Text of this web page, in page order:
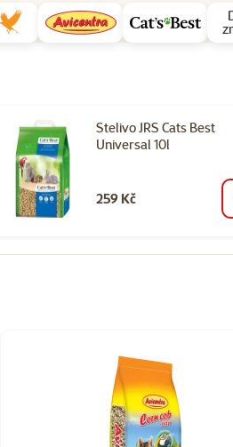
Stelivo JRS Cats Best
Universal 10l
259 Kč